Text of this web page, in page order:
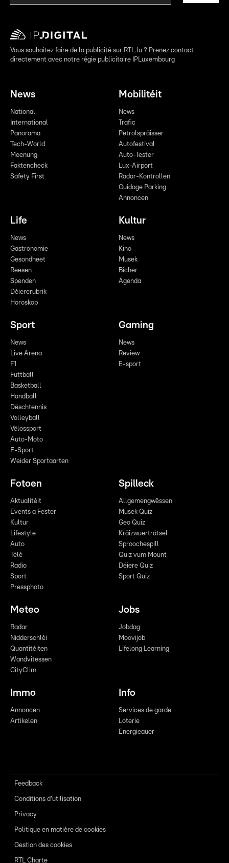
Vous souhaitez faire de la publicité sur RTL.lu ? Prenez contact
directement avec notre régie publicitaire IPLuxembourg
News
National
International
Panorama
Tech-World
Meenung
Faktencheck
Safety First
Mobilitéit
News
Trafic
Pëtrolspräisser
Autofestival
Auto-Tester
Lux-Airport
Radar-Kontrollen
Guidage Parking
Annoncen
Life
News
Gastronomie
Gesondheet
Reesen
Spenden
Déiererubrik
Horoskop
Kultur
News
Kino
Musek
Bicher
Agenda
Sport
News
Live Arena
F1
Futtball
Basketball
Handball
Dëschtennis
Volleyball
Vëlossport
Auto-Moto
E-Sport
Weider Sportaarten
Gaming
News
Review
E-sport
Fotoen
Aktualitéit
Events a Fester
Kultur
Lifestyle
Auto
Télé
Radio
Sport
Pressphoto
Spilleck
Allgemengwëssen
Musek Quiz
Geo Quiz
Kräizwuerträtsel
Sproochespill
Quiz vum Mount
Déiere Quiz
Sport Quiz
Meteo
Radar
Nidderschléi
Quantitéiten
Wandvitessen
CityClim
Jobs
Jobdag
Moovijob
Lifelong Learning
Immo
Annoncen
Artikelen
Info
Services de garde
Loterie
Energieauer
Feedback
Conditions d'utilisation
Privacy
Politique en matière de cookies
Gestion des cookies
RTL Charte